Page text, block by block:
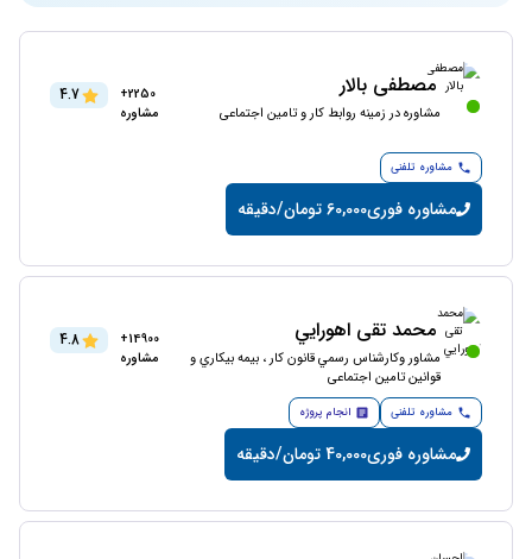
مصطفی بالار
مشاوره در زمینه روابط کار و تامین اجتماعی
2250+
مشاوره
4.7
مشاوره تلفنی
مشاوره فوری60,000 تومان/دقیقه
محمد تقی اهورايي
مشاور وکارشناس رسمي قانون كار ، بيمه بيكاري و
قوانين تامین اجتماعی
14900+
مشاوره
4.8
مشاوره تلفنی انجام پروژه
مشاوره فوری40,000 تومان/دقیقه